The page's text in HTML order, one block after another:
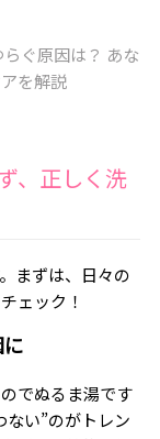
ぐ原因は？ あな
を解説
、正しく洗
まずは、日々の
ェック！
でぬるま湯です
い”のがトレン